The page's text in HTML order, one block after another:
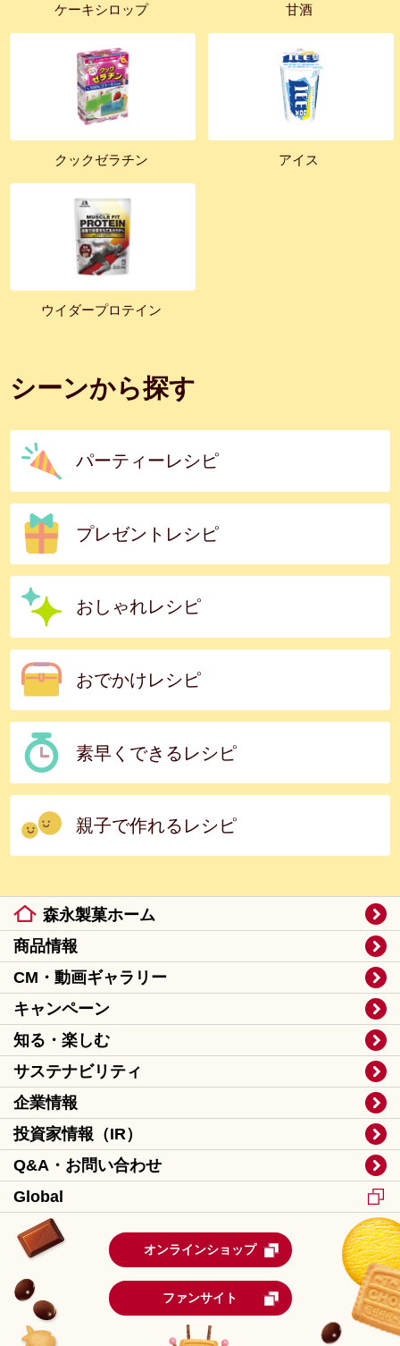
ケーキシロップ 甘酒
クックゼラチン アイス
ウイダープロテイン
シーンから探す
パーティーレシピ
プレゼントレシピ
おしゃれレシピ
おでかけレシピ
素早くできるレシピ
親子で作れるレシピ
森永製菓ホーム
商品情報
CM・動画ギャラリー
キャンペーン
知る・楽しむ
サステナビリティ
企業情報
投資家情報（IR）
Q&A・お問い合わせ
Global
オンラインショップ
ファンサイト